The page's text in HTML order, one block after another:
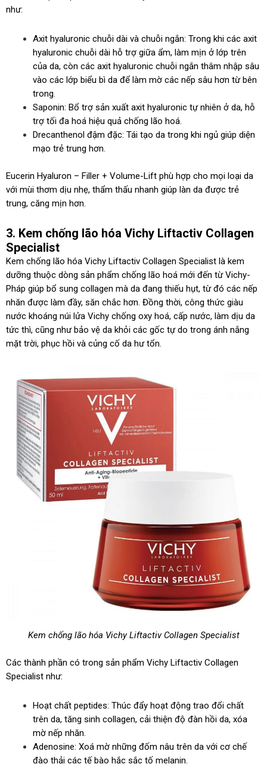
như:
Axit hyaluronic chuỗi dài và chuỗi ngắn: Trong khi các axit
hyaluronic chuỗi dài hỗ trợ giữa ẩm, làm mịn ở lớp trên
của da, còn các axit hyaluronic chuỗi ngắn thâm nhập sâu
vào các lớp biểu bì da để làm mờ các nếp sâu hơn từ bên
trong.
Saponin: Bổ trợ sản xuất axit hyaluronic tự nhiên ở da, hỗ
trợ tối đa hoá hiệu quả chống lão hoá.
Drecanthenol đậm đặc: Tái tạo da trong khi ngủ giúp diện
mạo trẻ trung hơn.
Eucerin Hyaluron – Filler + Volume-Lift phù hợp cho mọi loại da
với mùi thơm dịu nhẹ, thẩm thấu nhanh giúp làn da được trẻ
trung, căng mịn hơn.
3. Kem chống lão hóa Vichy Liftactiv Collagen
Specialist
Kem chống lão hóa Vichy Liftactiv Collagen Specialist là kem
dưỡng thuộc dòng sản phẩm chống lão hoá mới đến từ Vichy-
Pháp giúp bổ sung collagen mà da đang thiếu hụt, từ đó các nếp
nhăn được làm đầy, săn chắc hơn. Đồng thời, công thức giàu
nước khoáng núi lửa Vichy chống oxy hoá, cấp nước, làm dịu da
tức thì, cũng như bảo vệ da khỏi các gốc tự do trong ánh nắng
mặt trời, phục hồi và củng cố da hư tổn.
Kem chống lão hóa Vichy Liftactiv Collagen Specialist
Các thành phần có trong sản phẩm Vichy Liftactiv Collagen
Specialist như:
Hoạt chất peptides: Thúc đẩy hoạt động trao đổi chất
trên da, tăng sinh collagen, cải thiện độ đàn hồi da, xóa
mờ nếp nhăn.
Adenosine: Xoá mờ những đốm nâu trên da với cơ chế
đào thải các tế bào hắc sắc tố melanin.